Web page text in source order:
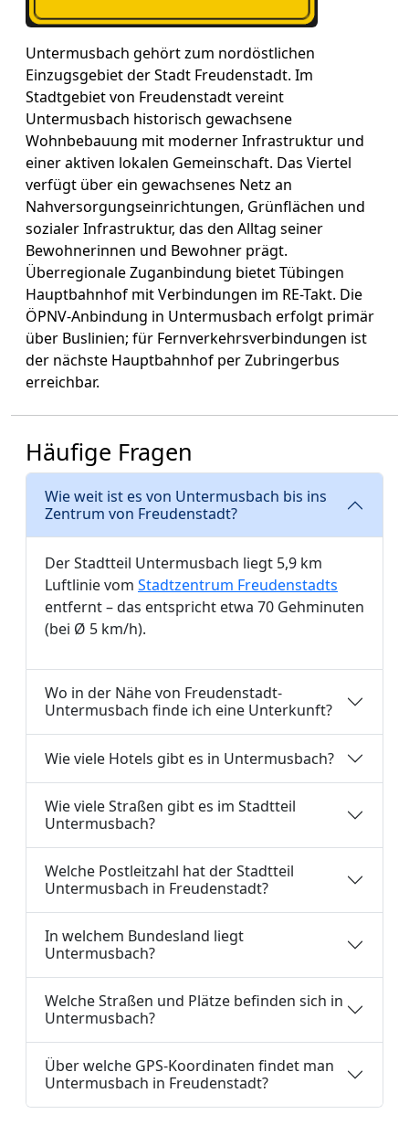
Untermusbach gehört zum nordöstlichen
Einzugsgebiet der Stadt Freudenstadt. Im
Stadtgebiet von Freudenstadt vereint
Untermusbach historisch gewachsene
Wohnbebauung mit moderner Infrastruktur und
einer aktiven lokalen Gemeinschaft. Das Viertel
verfügt über ein gewachsenes Netz an
Nahversorgungseinrichtungen, Grünflächen und
sozialer Infrastruktur, das den Alltag seiner
Bewohnerinnen und Bewohner prägt.
Überregionale Zuganbindung bietet Tübingen
Hauptbahnhof mit Verbindungen im RE-Takt. Die
ÖPNV-Anbindung in Untermusbach erfolgt primär
über Buslinien; für Fernverkehrsverbindungen ist
der nächste Hauptbahnhof per Zubringerbus
erreichbar.
Häufige Fragen
Wie weit ist es von Untermusbach bis ins
Zentrum von Freudenstadt?
Der Stadtteil Untermusbach liegt 5,9 km
Luftlinie vom Stadtzentrum Freudenstadts
entfernt – das entspricht etwa 70 Gehminuten
(bei Ø 5 km/h).
Wo in der Nähe von Freudenstadt-
Untermusbach finde ich eine Unterkunft?
Wie viele Hotels gibt es in Untermusbach?
Wie viele Straßen gibt es im Stadtteil
Untermusbach?
Welche Postleitzahl hat der Stadtteil
Untermusbach in Freudenstadt?
In welchem Bundesland liegt
Untermusbach?
Welche Straßen und Plätze befinden sich in
Untermusbach?
Über welche GPS-Koordinaten findet man
Untermusbach in Freudenstadt?